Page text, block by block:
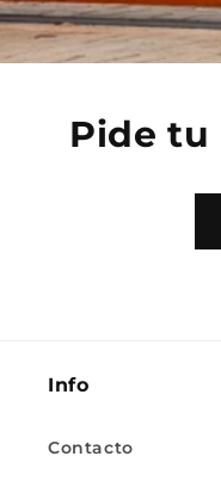
Pide tu
Info
Contacto